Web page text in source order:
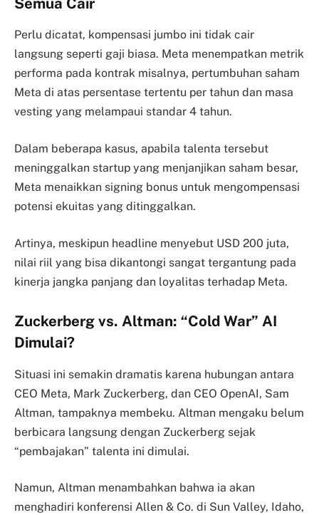
Semua Cair
Perlu dicatat, kompensasi jumbo ini tidak cair
langsung seperti gaji biasa. Meta menempatkan metrik
performa pada kontrak misalnya, pertumbuhan saham
Meta di atas persentase tertentu per tahun dan masa
vesting yang melampaui standar 4 tahun.
Dalam beberapa kasus, apabila talenta tersebut
meninggalkan startup yang menjanjikan saham besar,
Meta menaikkan signing bonus untuk mengompensasi
potensi ekuitas yang ditinggalkan.
Artinya, meskipun headline menyebut USD 200 juta,
nilai riil yang bisa dikantongi sangat tergantung pada
kinerja jangka panjang dan loyalitas terhadap Meta.
Zuckerberg vs. Altman: “Cold War” AI
Dimulai?
Situasi ini semakin dramatis karena hubungan antara
CEO Meta, Mark Zuckerberg, dan CEO OpenAI, Sam
Altman, tampaknya membeku. Altman mengaku belum
berbicara langsung dengan Zuckerberg sejak
“pembajakan” talenta ini dimulai.
Namun, Altman menambahkan bahwa ia akan
menghadiri konferensi Allen & Co. di Sun Valley, Idaho,